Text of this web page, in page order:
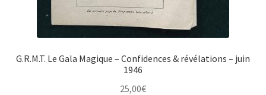
G.R.M.T. Le Gala Magique – Confidences & révélations – juin
1946
25,00€